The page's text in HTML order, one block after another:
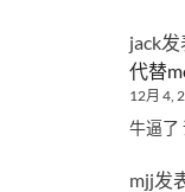
jack发
代替
12月 4,
牛逼了
mjj发